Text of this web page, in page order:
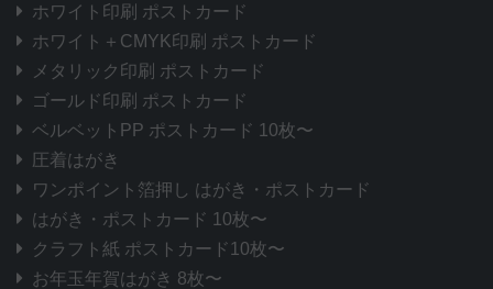
ホワイト印刷 ポストカード
ホワイト＋CMYK印刷 ポストカード
メタリック印刷 ポストカード
ゴールド印刷 ポストカード
ベルベットPP ポストカード 10枚〜
圧着はがき
ワンポイント箔押し はがき・ポストカード
はがき・ポストカード 10枚〜
クラフト紙 ポストカード10枚〜
お年玉年賀はがき 8枚〜